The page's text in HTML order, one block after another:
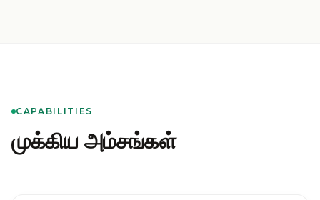
CAPABILITIES
முக்கிய அம்சங்கள்